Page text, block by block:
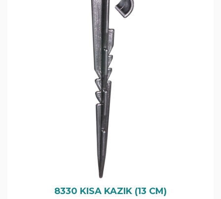
8330 KISA KAZIK (13 CM)